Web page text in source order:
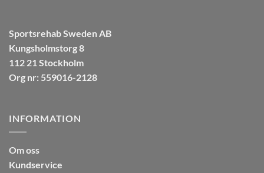
Sportsrehab Sweden AB
Kungsholmstorg 8
112 21 Stockholm
Org nr: 559016-2128
INFORMATION
Om oss
Kundservice